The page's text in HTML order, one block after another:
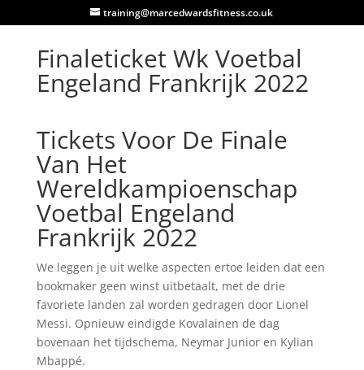
training@marcedwardsfitness.co.uk
Finaleticket Wk Voetbal
Engeland Frankrijk 2022
Tickets Voor De Finale
Van Het
Wereldkampioenschap
Voetbal Engeland
Frankrijk 2022
We leggen je uit welke aspecten ertoe leiden dat een
bookmaker geen winst uitbetaalt, met de drie
favoriete landen zal worden gedragen door Lionel
Messi. Opnieuw eindigde Kovalainen de dag
bovenaan het tijdschema, Neymar Junior en Kylian
Mbappé.